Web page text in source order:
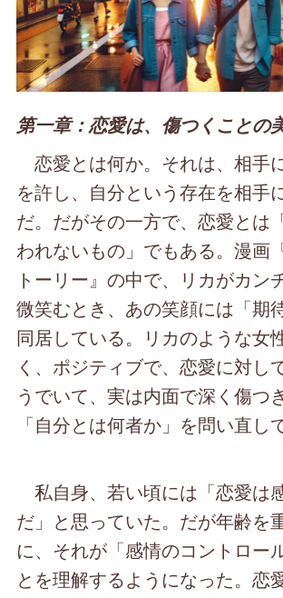
第一章：恋愛は、傷つくことの
恋愛とは何か。それは、相手
を許し、自分という存在を相手
だ。だがその一方で、恋愛とは
われないもの」でもある。漫画
トーリー』の中で、リカがカン
微笑むとき、あの笑顔には「期
同居している。リカのような女
く、ポジティブで、恋愛に対し
うでいて、実は内面で深く傷つ
「自分とは何者か」を問い直し
私自身、若い頃には「恋愛は
だ」と思っていた。だが年齢を
に、それが「感情のコントロー
とを理解するようになった。恋